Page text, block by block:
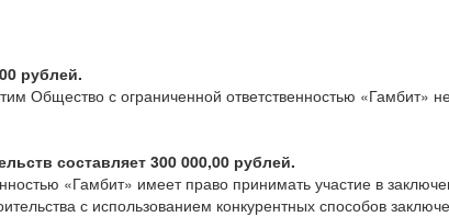
рублей.
Общество с ограниченной ответственностью «Гамбит»
составляет 300 000,00 рублей.
«Гамбит» имеет право принимать участие в
с использованием конкурентных способов